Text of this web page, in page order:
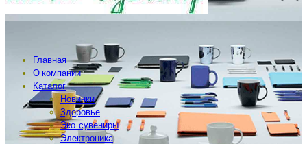
Главная
О компании
Каталог
Новинки
Здоровье
Эко-сувениры
Электроника